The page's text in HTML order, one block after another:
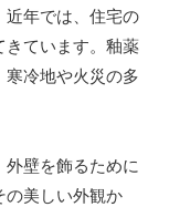
近年では、住宅の
きています。釉薬
冷地や火災の多
壁を飾るために
の美しい外観か